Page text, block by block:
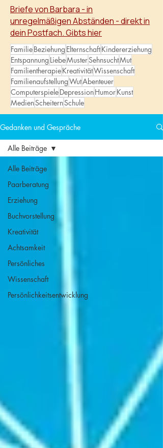
wachsen.
Briefe von Barbara - in
unregelmäßigen Abständen - direkt in
dein Postfach. Gibts hier
FamilieBeziehung ElternschaftKindererziehung
Entspannung LiebeMusterSehnsuchtMut
FamilientherapieKreativitätWissenschaft
FamilienaufstellungWutAbenteuer
ComputerspieleDepressionHumorKunst
MedienScheiternSchule
Gedanken und Gespräche
Alle Beiträge
Paarberatung
Erziehung
Buchvorstellung
Kreativität
Achtsamkeit
Persönliches
Wissenschaft
Persönlichkeitsentwicklung
Alle Beiträge